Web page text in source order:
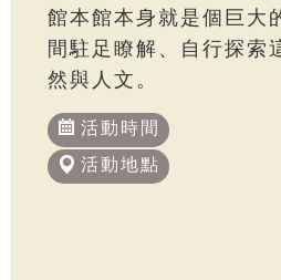
館本館本身就是個巨大
間駐足瞭解、自行探索
然與人文。
活動時間
活動地點